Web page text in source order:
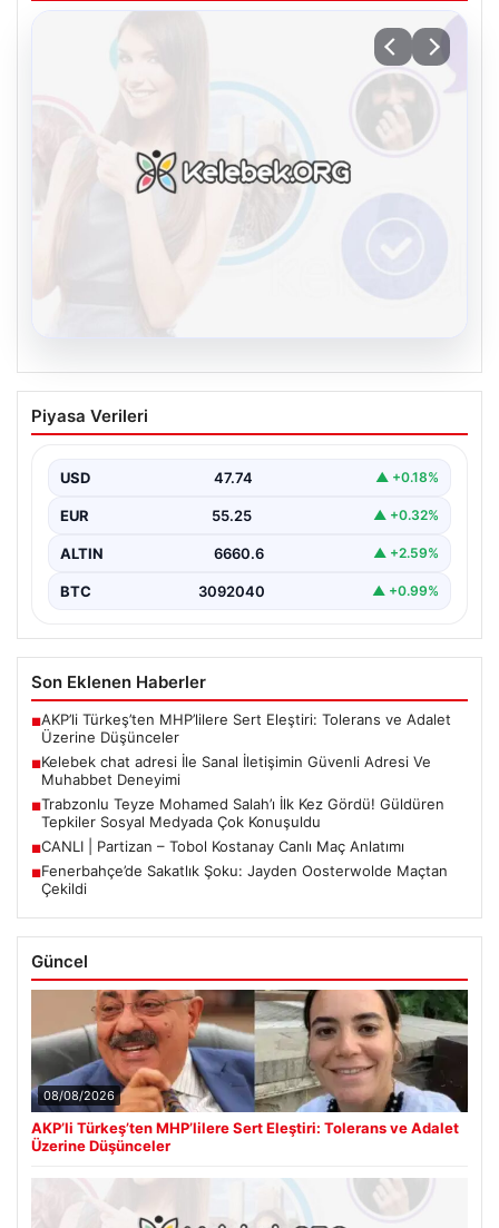
Kelebek chat adresi İle Sanal İletişimin
Güvenli Adresi Ve Muhabbet Deneyimi
sağlaması büyük bir hassasiyet taşımaktadır. Güncel
olarak…
Piyasa Verileri
USD 47.74 ▲ +0.18%
EUR 55.25 ▲ +0.32%
ALTIN 6660.6 ▲ +2.59%
BTC 3092040 ▲ +0.99%
Son Eklenen Haberler
■AKP’li Türkeş’ten MHP’lilere Sert Eleştiri: Tolerans ve Adalet
Üzerine Düşünceler
■Kelebek chat adresi İle Sanal İletişimin Güvenli Adresi Ve
Muhabbet Deneyimi
■Trabzonlu Teyze Mohamed Salah’ı İlk Kez Gördü! Güldüren
Tepkiler Sosyal Medyada Çok Konuşuldu
■CANLI | Partizan – Tobol Kostanay Canlı Maç Anlatımı
■Fenerbahçe’de Sakatlık Şoku: Jayden Oosterwolde Maçtan
Çekildi
Güncel
08/08/2026
AKP’li Türkeş’ten MHP’lilere Sert Eleştiri: Tolerans ve Adalet
Üzerine Düşünceler